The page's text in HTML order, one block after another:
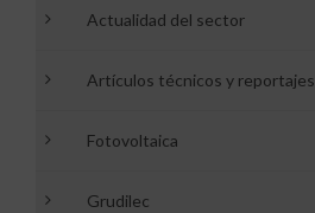
Actualidad del sector
Artículos técnicos y reportajes
Fotovoltaica
Grudilec